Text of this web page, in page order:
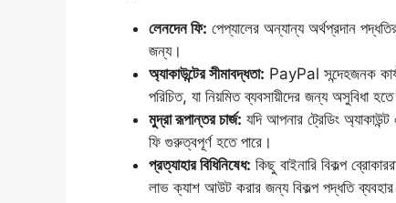
লেনদেন ফি: পেপ্যালের অন্যান্য অর্থপ্রদান
জন্য।
অ্যাকাউন্টের সীমাবদ্ধতা: PayPal সন্দেহজনক
পরিচিত, যা নিয়মিত ব্যবসায়ীদের জন্য অসুবিধা হতে
মুদ্রা রূপান্তর চার্জ: যদি আপনার ট্রেডিং
ফি গুরুত্বপূর্ণ হতে পারে।
প্রত্যাহার বিধিনিষেধ: কিছু বাইনারি বিকল্প
লাভ ক্যাশ আউট করার জন্য বিকল্প পদ্ধতি